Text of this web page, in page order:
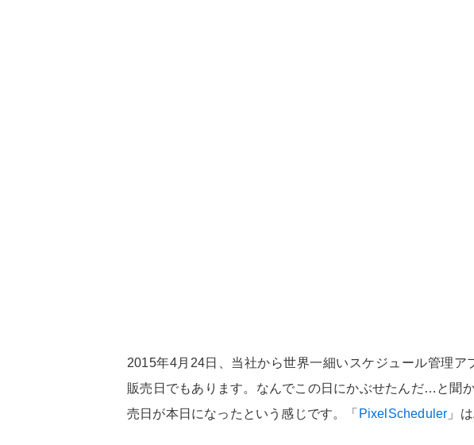
2015年4月24日、当社から世界一細いスケジュール管理ア
販売日でもあります。なんでこの日にかぶせたんだ…と聞
売日が本日になったという感じです。「 PixelScheduler 」は